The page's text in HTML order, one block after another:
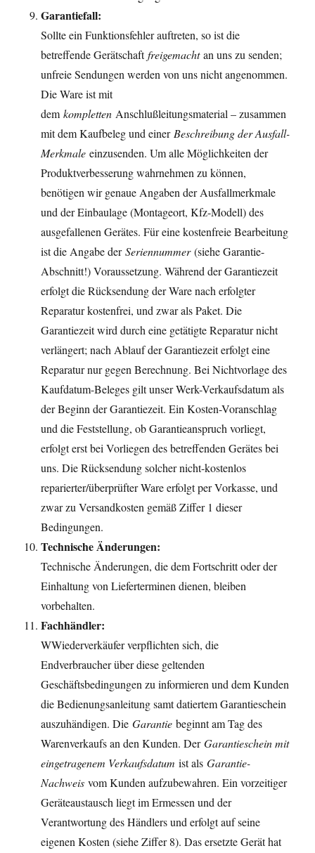
Garantiefall:
Sollte ein Funktionsfehler auftreten, so ist die
betreffende Gerätschaftfreigemachtan uns zu senden;
unfreie Sendungen werden von uns nicht angenommen.
Die Ware ist mit
demkompletten Anschlußleitungsmaterial – zusammen
mit dem Kaufbeleg und einer Beschreibung der Ausfall-
Merkmale einzusenden. Um alle Möglichkeiten der
Produktverbesserung wahrnehmen zu können,
benötigen wir genaue Angaben der Ausfallmerkmale
und der Einbaulage (Montageort, Kfz-Modell) des
ausgefallenen Gerätes. Für eine kostenfreie Bearbeitung
ist die Angabe derSeriennummer(siehe Garantie-
Abschnitt!) Voraussetzung. Während der Garantiezeit
erfolgt die Rücksendung der Ware nach erfolgter
Reparatur kostenfrei, und zwar als Paket. Die
Garantiezeit wird durch eine getätigte Reparatur nicht
verlängert; nach Ablauf der Garantiezeit erfolgt eine
Reparatur nur gegen Berechnung. Bei Nichtvorlage des
Kaufdatum-Beleges gilt unser Werk-Verkaufsdatum als
der Beginn der Garantiezeit. Ein Kosten-Voranschlag
und die Feststellung, ob Garantieanspruch vorliegt,
erfolgt erst bei Vorliegen des betreffenden Gerätes bei
uns. Die Rücksendung solcher nicht-kostenlos
reparierter/überprüfter Ware erfolgt per Vorkasse, und
zwar zu Versandkosten gemäß Ziffer 1 dieser
Bedingungen.
Technische Änderungen:
Technische Änderungen, die dem Fortschritt oder der
Einhaltung von Lieferterminen dienen, bleiben
vorbehalten.
Fachhändler:
WWiederverkäufer verpflichten sich, die
Endverbraucher über diese geltenden
Geschäftsbedingungen zu informieren und dem Kunden
die Bedienungsanleitung samt datiertem Garantie­schein
auszuhändigen. DieGarantie beginnt am Tag des
Warenverkaufs an den Kunden. DerGarantieschein mit
eingetragenem Verkaufsdatumist alsGarantie-
Nachweis vom Kunden aufzubewahren. Ein vorzeitiger
Geräteaustausch liegt im Ermessen und der
Verantwortung des Händlers und erfolgt auf seine
eigenen Kosten (siehe Ziffer 8). Das ersetzte Gerät hat